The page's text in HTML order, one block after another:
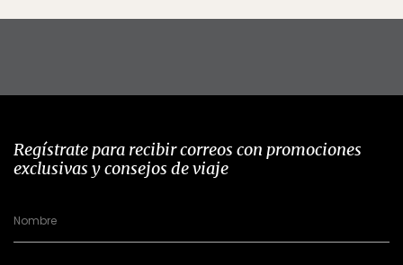
Regístrate para recibir correos con promociones
exclusivas y consejos de viaje